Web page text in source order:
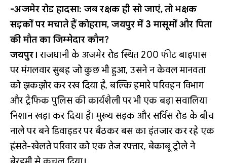
-अजमेर रोड हादसा: जब रक्षक ही सो जाएं, तो भक्षक
सड़कों पर मचाते हैं कोहराम, जयपुर में 3 मासूमों और पिता
की मौत का जिम्मेदार कौन?
जयपुर।राजधानी के अजमेर रोड स्थित 200 फीट बाइपास
पर मंगलवार सुबह जो कुछ भी हुआ, उसने न केवल मानवता
को झकझोर कर रख दिया है, बल्कि हमारे परिवहन विभाग
और ट्रैफिक पुलिस की कार्यशैली पर भी एक बड़ा सवालिया
निशान खड़ा कर दिया है। मुख्य सड़क और सर्विस रोड के बीच
नाले पर बने डिवाइडर पर बैठकर बस का इंतजार कर रहे एक
हंसते-खेलते परिवार को एक तेज रफ्तार, बेकाबू ट्रोले ने